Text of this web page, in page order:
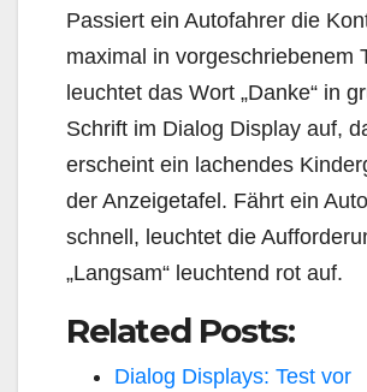
Passiert ein Autofahrer die
maximal in vorgeschriebenem
leuchtet das Wort „Danke“ in
Schrift im Dialog Display auf,
erscheint ein lachendes
der Anzeigetafel. Fährt ein
schnell, leuchtet die
„Langsam“ leuchtend rot auf.
Related Posts:
Dialog Displays: Test vor